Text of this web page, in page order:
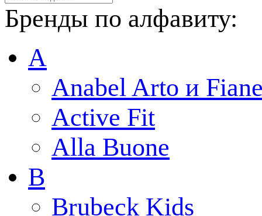
Бренды по алфавиту:
A
Anabel Arto и
Active Fit
Alla Buone
B
Brubeck Kids